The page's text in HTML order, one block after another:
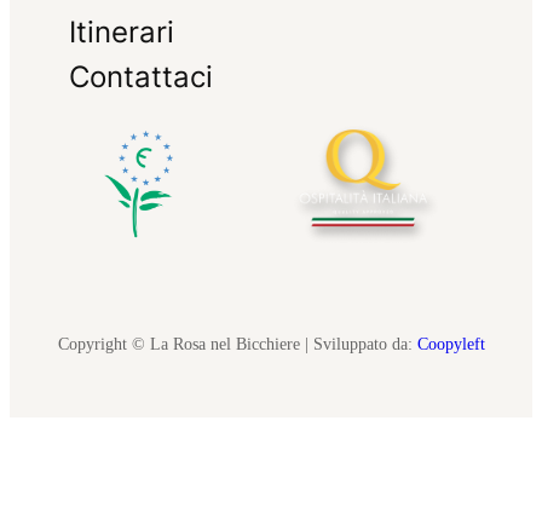
Itinerari
Contattaci
Copyright © La Rosa nel Bicchiere | Sviluppato da: Coopyleft